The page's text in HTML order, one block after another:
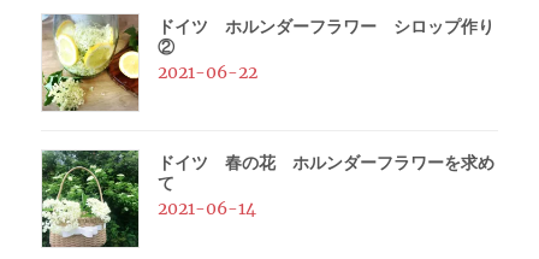
ドイツ ホルンダーフラワー シロップ作り
②
2021-06-22
ドイツ 春の花 ホルンダーフラワーを求め
て
2021-06-14